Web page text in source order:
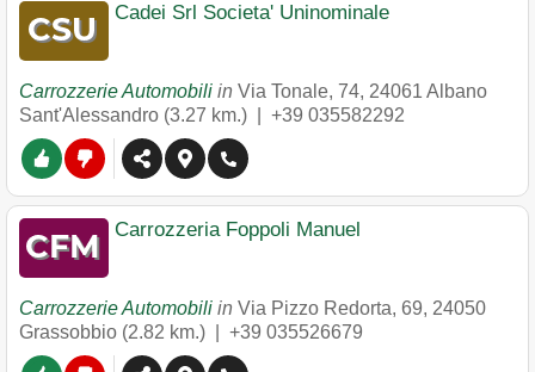
Cadei Srl Societa' Uninominale
Carrozzerie Automobili in Via Tonale, 74, 24061 Albano
Sant'Alessandro (3.27 km.) | +39 035582292
Carrozzeria Foppoli Manuel
Carrozzerie Automobili in Via Pizzo Redorta, 69, 24050
Grassobbio (2.82 km.) | +39 035526679